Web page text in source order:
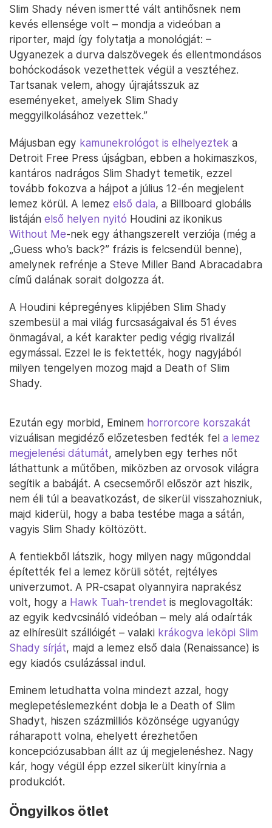
Slim Shady néven ismertté vált antihősnek nem
kevés ellensége volt – mondja a videóban a
riporter, majd így folytatja a monológját: –
Ugyanezek a durva dalszövegek és ellentmondásos
bohóckodások vezethettek végül a vesztéhez.
Tartsanak velem, ahogy újrajátsszuk az
eseményeket, amelyek Slim Shady
meggyilkolásához vezettek.”
Májusban egy kamunekrológot is elhelyeztek a
Detroit Free Press újságban, ebben a hokimaszkos,
kantáros nadrágos Slim Shadyt temetik, ezzel
tovább fokozva a hájpot a július 12-én megjelent
lemez körül. A lemez első dala, a Billboard globális
listáján első helyen nyitó Houdini az ikonikus
Without Me-nek egy áthangszerelt verziója (még a
„Guess who’s back?” frázis is felcsendül benne),
amelynek refrénje a Steve Miller Band Abracadabra
című dalának sorait dolgozza át.
A Houdini képregényes klipjében Slim Shady
szembesül a mai világ furcsaságaival és 51 éves
önmagával, a két karakter pedig végig rivalizál
egymással. Ezzel le is fektették, hogy nagyjából
milyen tengelyen mozog majd a Death of Slim
Shady.
Ezután egy morbid, Eminem horrorcore korszakát
vizuálisan megidéző előzetesben fedték fel a lemez
megjelenési dátumát, amelyben egy terhes nőt
láthattunk a műtőben, miközben az orvosok világra
segítik a babáját. A csecsemőről először azt hiszik,
nem éli túl a beavatkozást, de sikerül visszahozniuk,
majd kiderül, hogy a baba testébe maga a sátán,
vagyis Slim Shady költözött.
A fentiekből látszik, hogy milyen nagy műgonddal
építették fel a lemez körüli sötét, rejtélyes
univerzumot. A PR-csapat olyannyira naprakész
volt, hogy a Hawk Tuah-trendet is meglovagolták:
az egyik kedvcsináló videóban – mely alá odaírták
az elhíresült szállóigét – valaki krákogva leköpi Slim
Shady sírját, majd a lemez első dala (Renaissance) is
egy kiadós csulázással indul.
Eminem letudhatta volna mindezt azzal, hogy
meglepetéslemezként dobja le a Death of Slim
Shadyt, hiszen százmilliós közönsége ugyanúgy
ráharapott volna, ehelyett érezhetően
koncepciózusabban állt az új megjelenéshez. Nagy
kár, hogy végül épp ezzel sikerült kinyírnia a
produkciót.
Öngyilkos ötlet